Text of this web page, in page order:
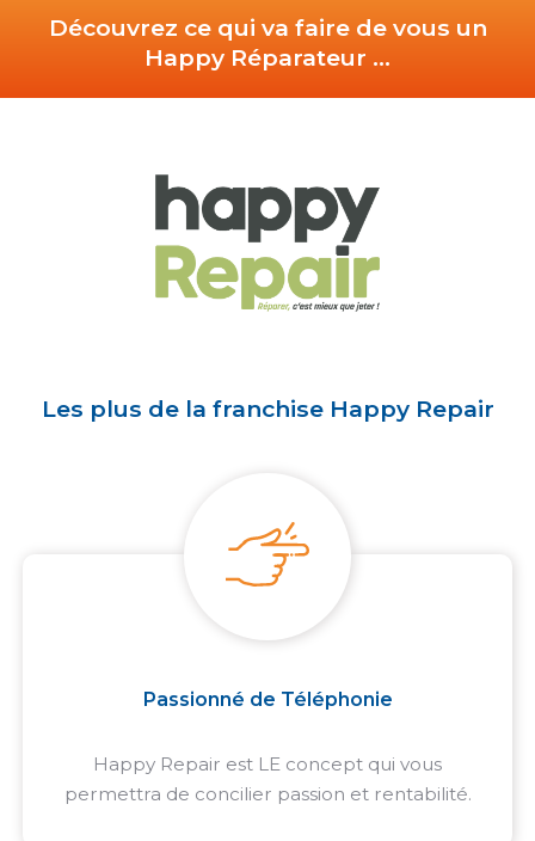
Découvrez ce qui va faire de vous un
Happy Réparateur …
Les plus de la franchise Happy Repair
Passionné de Téléphonie
Happy Repair est LE concept qui vous
permettra de concilier passion et rentabilité.